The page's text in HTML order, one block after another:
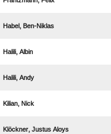
 
 
 
 
  